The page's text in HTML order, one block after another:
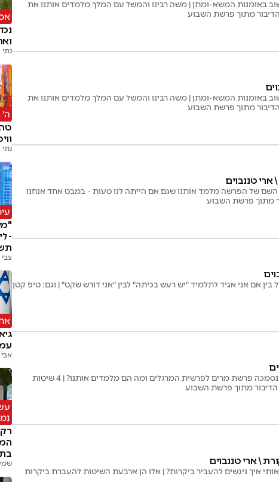
באומנות המשא-ומתן | משה רבינו והמשל עם המלך מלמדים אותנו את
מתוך פרשת השבוע
באומנות המשא-ומתן | משה רבינו והמשל עם המלך מלמדים אותנו את
מתוך פרשת השבוע
טננבוים
של הפרשה מלמד אותנו שגם אם הייתה לנו טעות - במבט אחד אנחנו
מתוך פרשת השבוע
אם אני אגיד לתלמיד "יש רעש בכיתה" לבין "אני דורש שקט" | וגם: טיפ קטן
איך להימנע מטעויות גם במעשים וגם בדיבורים? | מדוע נסמכה פרשת מרים לפרשית המרגלים ומה הם מלמדים אותנו? | 4 שיטות
הדיבור מתוך פרשת השבוע
איך ניגשים להעביר ביקרות? | אלו הן ארבעת השיטות להעברת ביקרות
ה'
-